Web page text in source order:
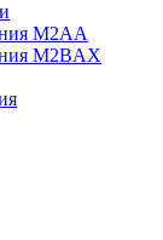
M2AA
M2BAX